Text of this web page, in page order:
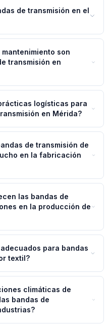
de transmisión en el
son
transmisión en
logísticas para
en Mérida?
de transmisión de
en la fabricación
las bandas de
en la producción de
para bandas
textil?
climáticas de
bandas de